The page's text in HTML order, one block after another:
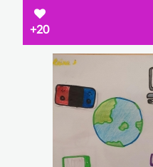
+20